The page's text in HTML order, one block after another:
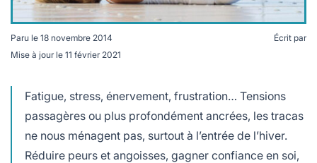
Paru le 18 novembre 2014
Mise à jour le 11 février 2021
Écrit par
Fatigue, stress, énervement, frustration… Tensions
passagères ou plus profondément ancrées, les tracas
ne nous ménagent pas, surtout à l’entrée de l’hiver.
Réduire peurs et angoisses, gagner confiance en soi,